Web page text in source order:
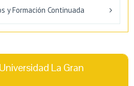
y Formación Continuada
La Gran